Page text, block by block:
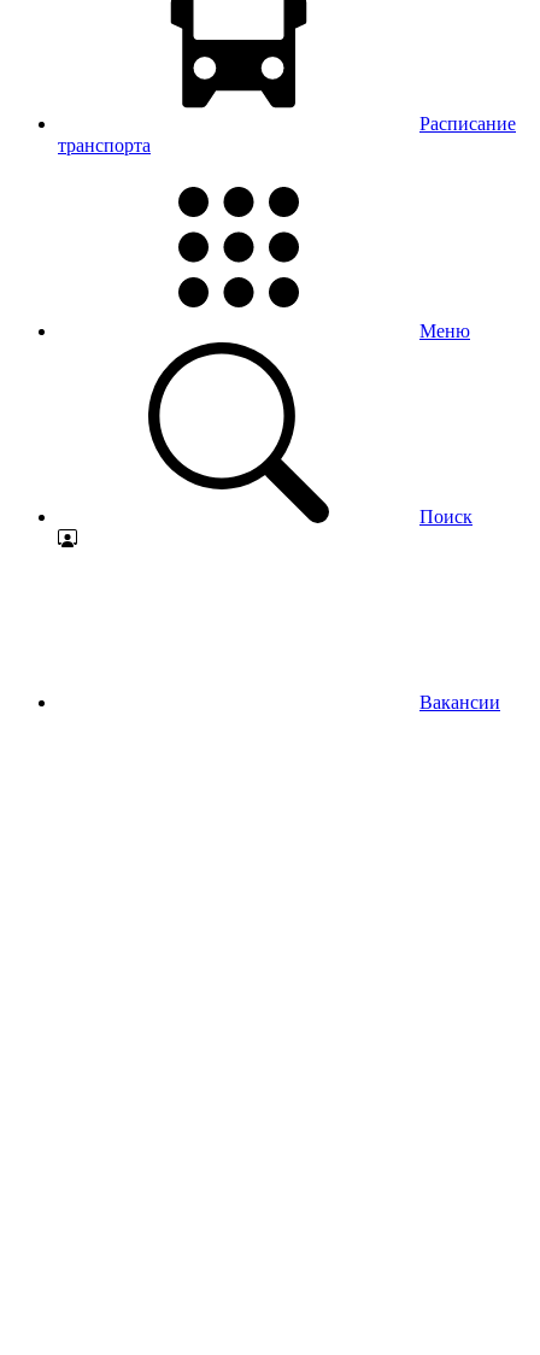
Расписание
транспорта
Меню
Поиск
Вакансии